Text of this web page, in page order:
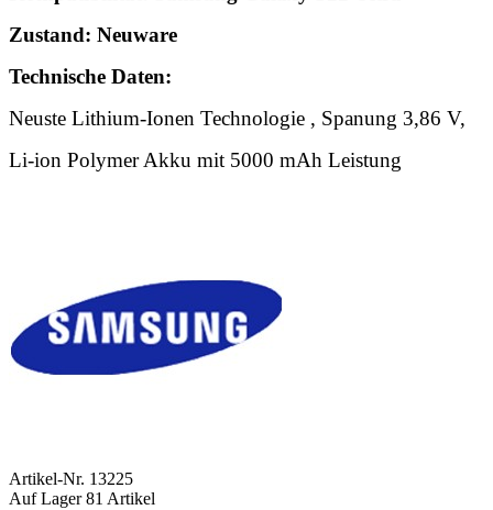
Zustand: Neuware
Technische Daten:
Neuste Lithium-Ionen Technologie , Spanung 3,86 V,
Li-ion Polymer Akku mit 5000 mAh Leistung
Artikel-Nr. 13225
Auf Lager 81 Artikel